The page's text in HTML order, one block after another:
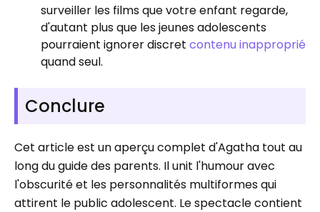
surveiller les films que votre enfant regarde,
d'autant plus que les jeunes adolescents
pourraient ignorer discret contenu inapproprié
quand seul.
Conclure
Cet article est un aperçu complet d'Agatha tout au
long du guide des parents. Il unit l'humour avec
l'obscurité et les personnalités multiformes qui
attirent le public adolescent. Le spectacle contient